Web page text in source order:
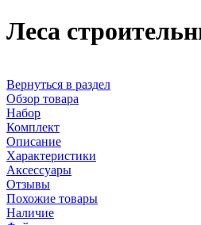
Леса
Вернуться в раздел
Обзор товара
Набор
Комплект
Описание
Характеристики
Аксессуары
Отзывы
Похожие товары
Наличие